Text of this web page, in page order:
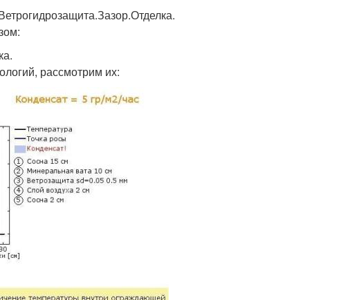
рассмотрим их: